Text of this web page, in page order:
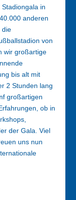
in
anderen
die
von
wir großartige
bis alt mit
2 Stunden lang
großartigen
ob in
der Gala. Viel
uns nun